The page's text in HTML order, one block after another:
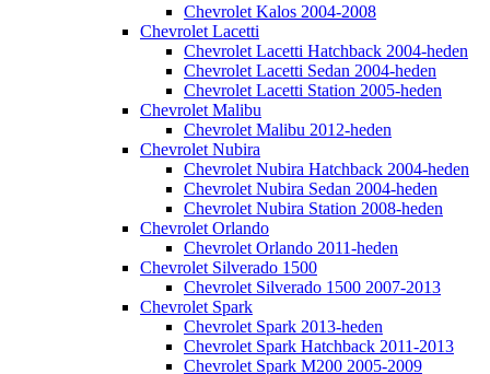
Chevrolet Kalos 2004-2008
Chevrolet Lacetti
Chevrolet Lacetti Hatchback 2004-heden
Chevrolet Lacetti Sedan 2004-heden
Chevrolet Lacetti Station 2005-heden
Chevrolet Malibu
Chevrolet Malibu 2012-heden
Chevrolet Nubira
Chevrolet Nubira Hatchback 2004-heden
Chevrolet Nubira Sedan 2004-heden
Chevrolet Nubira Station 2008-heden
Chevrolet Orlando
Chevrolet Orlando 2011-heden
Chevrolet Silverado 1500
Chevrolet Silverado 1500 2007-2013
Chevrolet Spark
Chevrolet Spark 2013-heden
Chevrolet Spark Hatchback 2011-2013
Chevrolet Spark M200 2005-2009